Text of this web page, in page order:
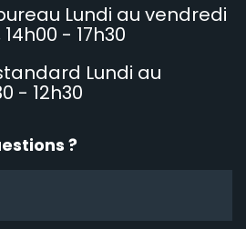
Lundi au vendredi
- 17h30
Lundi au
- 12h30
?